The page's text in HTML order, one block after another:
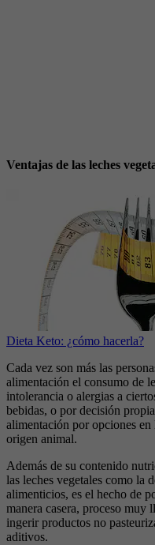
Ventajas de las leches
Dieta Keto: ¿cómo hacerla?
Cada vez son más las
alimentación el consumo de
intolerancia o alergias a
bebidas, o por decisión
alimentación por opciones
origen animal.
Además de su contenido
las leches vegetales como la
alimenticios, es el hecho de
manera casera, proceso muy
ingerir productos no
aditivos.